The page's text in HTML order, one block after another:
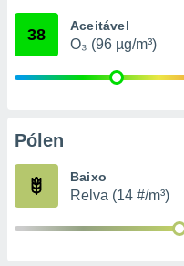
através
estudos
38 Aceitável
O₃ (96 µg/m³)
Pólen
Baixo
Relva (14 #/m³)